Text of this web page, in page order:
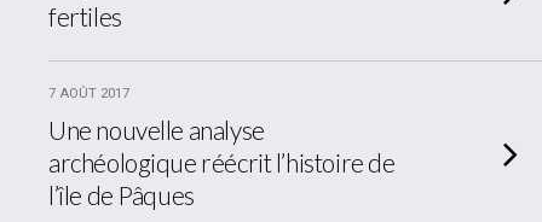
fertiles
7 AOÛT 2017
Une nouvelle analyse
archéologique réécrit l’histoire de
l’île de Pâques